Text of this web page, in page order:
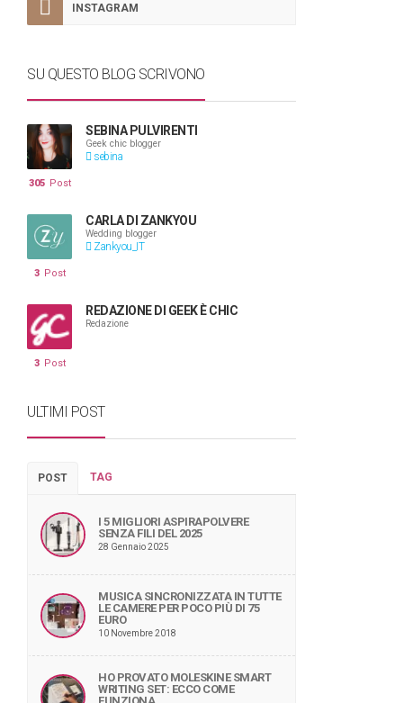
INSTAGRAM
SU QUESTO BLOG SCRIVONO
SEBINA PULVIRENTI
Geek chic blogger
sebina
305 Post
CARLA DI ZANKYOU
Wedding blogger
Zankyou_IT
3 Post
REDAZIONE DI GEEK È CHIC
Redazione
3 Post
ULTIMI POST
POST TAG
I 5 MIGLIORI ASPIRAPOLVERE
SENZA FILI DEL 2025
28 Gennaio 2025
MUSICA SINCRONIZZATA IN TUTTE
LE CAMERE PER POCO PIÙ DI 75
EURO
10 Novembre 2018
HO PROVATO MOLESKINE SMART
WRITING SET: ECCO COME